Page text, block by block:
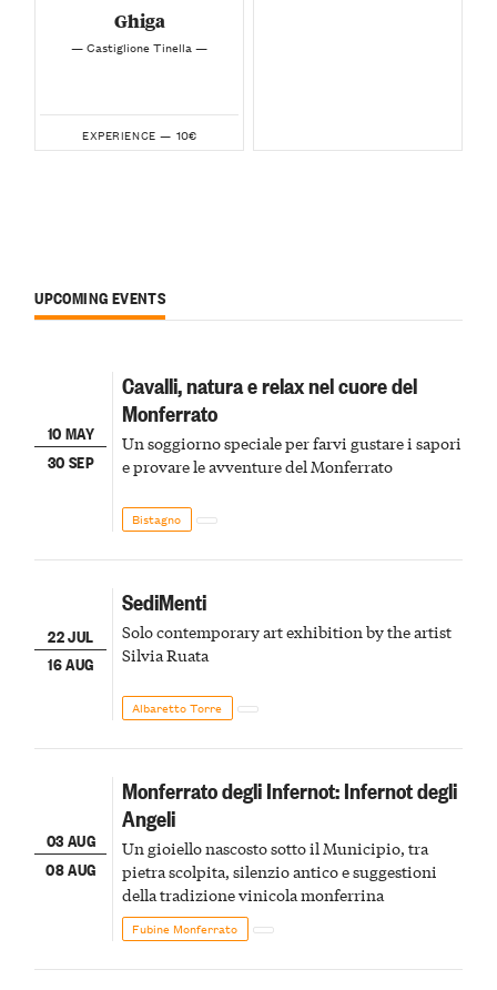
Ghiga
— Castiglione Tinella —
EXPERIENCE — 10€
UPCOMING EVENTS
10 MAY
30 SEP
Cavalli, natura e relax nel cuore del
Monferrato
Un soggiorno speciale per farvi gustare i sapori
e provare le avventure del Monferrato
Bistagno
22 JUL
16 AUG
SediMenti
Solo contemporary art exhibition by the artist
Silvia Ruata
Albaretto Torre
03 AUG
08 AUG
Monferrato degli Infernot: Infernot degli
Angeli
Un gioiello nascosto sotto il Municipio, tra
pietra scolpita, silenzio antico e suggestioni
della tradizione vinicola monferrina
Fubine Monferrato